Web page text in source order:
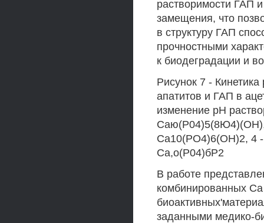
растворимости ГАП
замещения, что
в структуру ГАП
прочностными
к биодеградации и
Рисунок 7 -
апатитов и ГАП в
изменение рН
Саю(Р04)5(8Ю4)(ОН),
Са10(РО4)6(ОН)2, 4
Са,о(Р04)бР2
В работе
комбинированных
заданными медико-